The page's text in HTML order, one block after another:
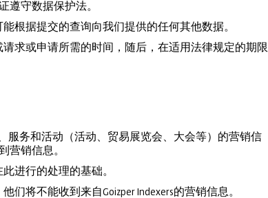
遵守数据保护法。
根据提交的查询向我们提供的任何其他数据。
求或申请所需的时间，随后，在适用法律规定的期限
服务和活动（活动、贸易展览会、大会等）的营销信
营销信息。
进行的处理的基础。
将不能收到来自Goizper Indexers的营销信息。